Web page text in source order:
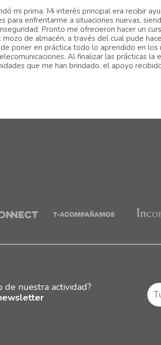
mi prima. Mi interés principal era recibir
enfrentarme a situaciones nuevas,
Pronto me ofrecieron hacer un
de almacén, a través del cual pude
poner en práctica todo lo aprendido en
Al finalizar las prácticas la
que me han brindado, el apoyo
de nuestra actividad?